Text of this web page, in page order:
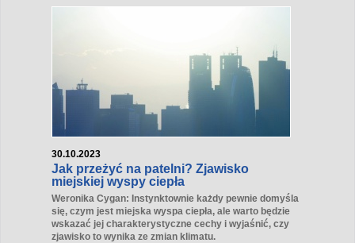
30.10.2023
Jak przeżyć na patelni? Zjawisko
miejskiej wyspy ciepła
Weronika Cygan: Instynktownie każdy pewnie domyśla
się, czym jest miejska wyspa ciepła, ale warto będzie
wskazać jej charakterystyczne cechy i wyjaśnić, czy
zjawisko to wynika ze zmian klimatu.